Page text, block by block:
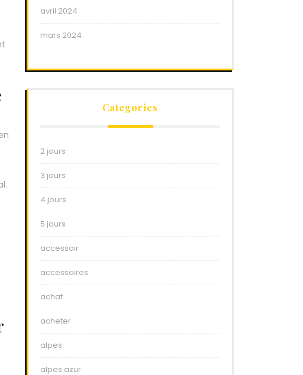
avril 2024
mars 2024
Categories
2 jours
3 jours
4 jours
5 jours
accessoir
accessoires
achat
acheter
alpes
alpes azur